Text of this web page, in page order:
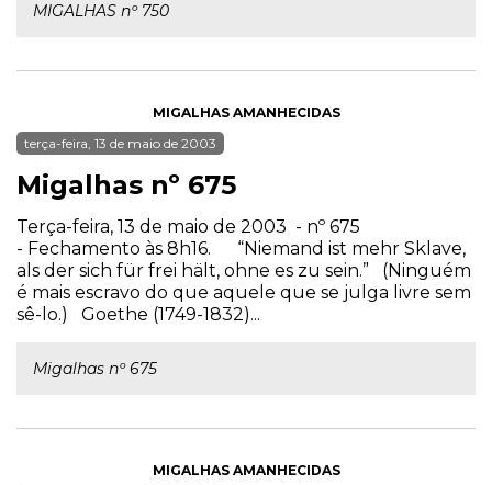
MIGALHAS nº 750
MIGALHAS AMANHECIDAS
terça-feira, 13 de maio de 2003
Migalhas nº 675
Terça-feira, 13 de maio de 2003 - nº 675
- Fechamento às 8h16. “Niemand ist mehr Sklave,
als der sich für frei hält, ohne es zu sein.” (Ninguém
é mais escravo do que aquele que se julga livre sem
sê-lo.) Goethe (1749-1832)...
Migalhas nº 675
MIGALHAS AMANHECIDAS